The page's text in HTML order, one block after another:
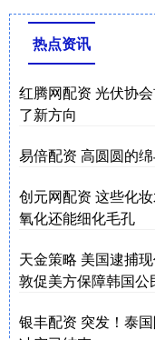
热点资讯
红腾网配资 光伏协
了新方向
易倍配资 高圆圆的
创元网配资 这些化
氧化还能细化毛孔
天金策略 美国逮捕
敦促美方保障韩国公
银丰配资 突发！泰